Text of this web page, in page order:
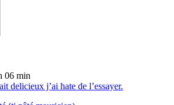
06 min
delicieux j’ai hate de l’essayer.